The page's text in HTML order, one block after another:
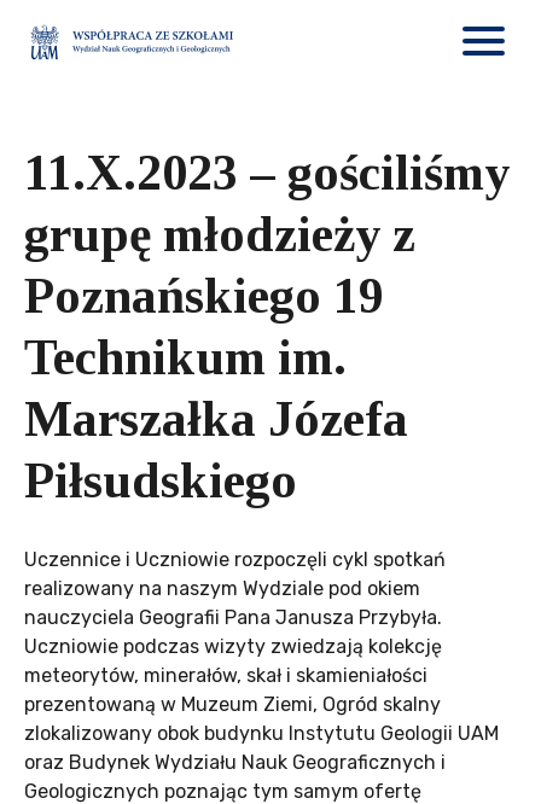
11.X.2023 – gościliśmy
grupę młodzieży z
Poznańskiego 19
Technikum im.
Marszałka Józefa
Piłsudskiego
Uczennice i Uczniowie rozpoczęli cykl spotkań
realizowany na naszym Wydziale pod okiem
nauczyciela Geografii Pana Janusza Przybyła.
Uczniowie podczas wizyty zwiedzają kolekcję
meteorytów, minerałów, skał i skamieniałości
prezentowaną w Muzeum Ziemi, Ogród skalny
zlokalizowany obok budynku Instytutu Geologii UAM
oraz Budynek Wydziału Nauk Geograficznych i
Geologicznych poznając tym samym ofertę